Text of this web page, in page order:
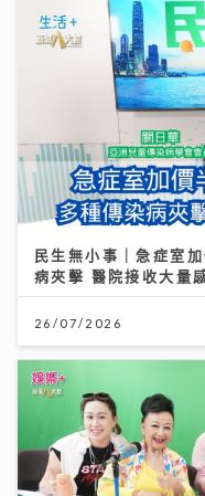
民生無小事｜急症室
病夾擊 醫院接收大量
26/07/2026